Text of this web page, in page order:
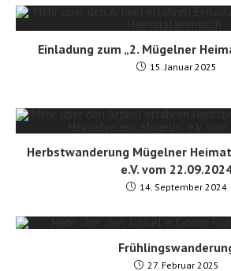
Einladung zum „2. Mügelner
15. Januar 2025
Herbstwanderung Mügelner
e.V. vom
14. September 2024
27. Februar 2025